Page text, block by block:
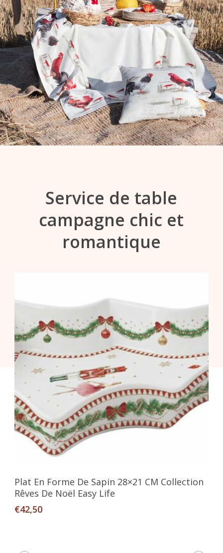
Service de table
campagne chic et
romantique
Ajouter Au Panier
Plat En Forme De Sapin 28×21 CM Collection
Rêves De Noël Easy Life
€42,50